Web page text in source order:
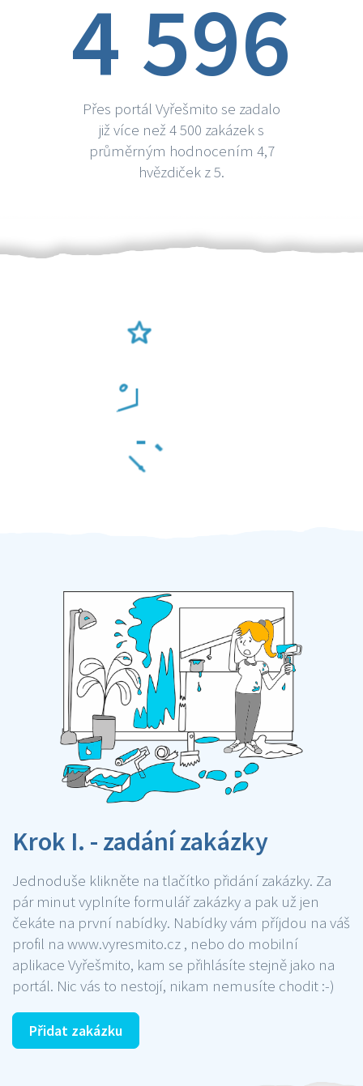
4 596
Přes portál Vyřešmito se zadalo
již více než 4 500 zakázek s
průměrným hodnocením 4,7
hvězdiček z 5.
Krok I. - zadání zakázky
Jednoduše klikněte na tlačítko přidání zakázky. Za
pár minut vyplníte formulář zakázky a pak už jen
čekáte na první nabídky. Nabídky vám příjdou na váš
profil na www.vyresmito.cz , nebo do mobilní
aplikace Vyřešmito, kam se přihlásíte stejně jako na
portál. Nic vás to nestojí, nikam nemusíte chodit :-)
Přidat zakázku